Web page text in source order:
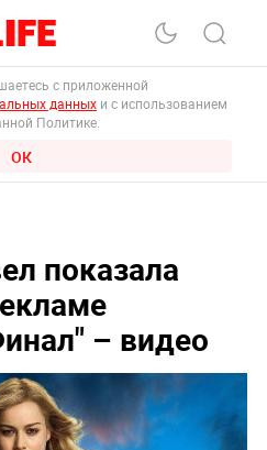
с приложенной
данных и с использованием
Политике.
ОК
показала
– видео